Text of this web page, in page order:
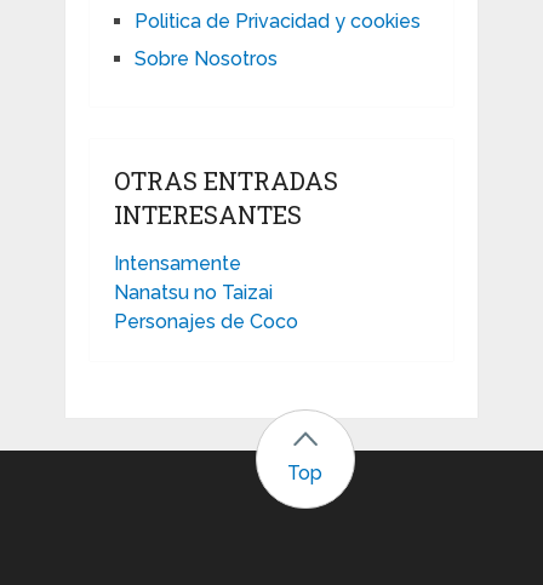
Politica de Privacidad y cookies
Sobre Nosotros
OTRAS ENTRADAS
INTERESANTES
Intensamente
Nanatsu no Taizai
Personajes de Coco
Top